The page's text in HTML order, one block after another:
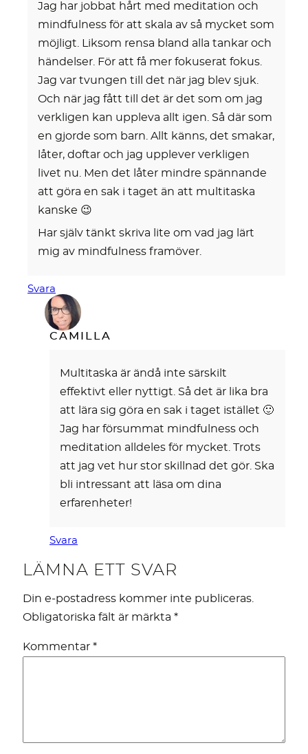
Jag har jobbat hårt med meditation och
mindfulness för att skala av så mycket som
möjligt. Liksom rensa bland alla tankar och
händelser. För att få mer fokuserat fokus.
Jag var tvungen till det när jag blev sjuk.
Och när jag fått till det är det som om jag
verkligen kan uppleva allt igen. Så där som
en gjorde som barn. Allt känns, det smakar,
låter, doftar och jag upplever verkligen
livet nu. Men det låter mindre spännande
att göra en sak i taget än att multitaska
kanske 😉
Har själv tänkt skriva lite om vad jag lärt
mig av mindfulness framöver.
Svara
CAMILLA
Multitaska är ändå inte särskilt
effektivt eller nyttigt. Så det är lika bra
att lära sig göra en sak i taget istället 🙂
Jag har försummat mindfulness och
meditation alldeles för mycket. Trots
att jag vet hur stor skillnad det gör. Ska
bli intressant att läsa om dina
erfarenheter!
Svara
LÄMNA ETT SVAR
Din e-postadress kommer inte publiceras.
Obligatoriska fält är märkta *
Kommentar *